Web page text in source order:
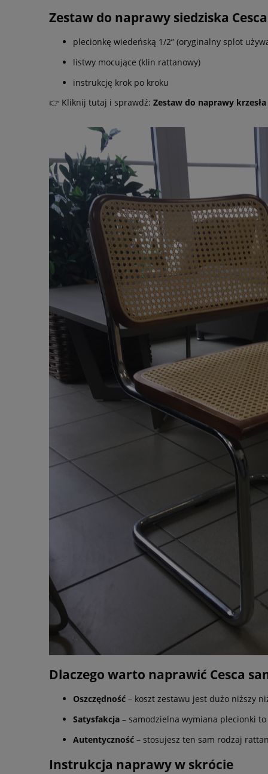
Zestaw do naprawy siedziska
plecionkę wiedeńską 1/2” (oryginalny splot
listwy mocujące (klin rattanowy)
instrukcję krok po kroku
👉 Kliknij tutaj i sprawdź: Zestaw do naprawy krzesła
Dlaczego warto naprawić Cesca
Oszczędność – koszt zestawu jest dużo niższy
Satysfakcja – samodzielna wymiana plecionki
Autentyczność – stosujesz ten sam rodzaj
Instrukcja naprawy w skrócie